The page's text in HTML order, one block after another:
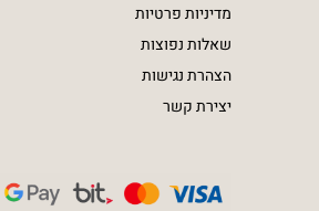
מדיניות פרטיות
שאלות נפוצות
הצהרת נגישות
יצירת קשר